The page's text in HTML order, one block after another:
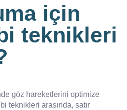
için
teknikleri
göz hareketlerini optimize
teknikleri arasında, satır